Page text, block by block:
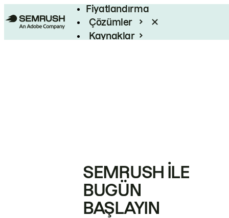
Fiyatlandırma
Çözümler
Kaynaklar
SEMRUSH ILE
BUGÜN
BAŞLAYIN